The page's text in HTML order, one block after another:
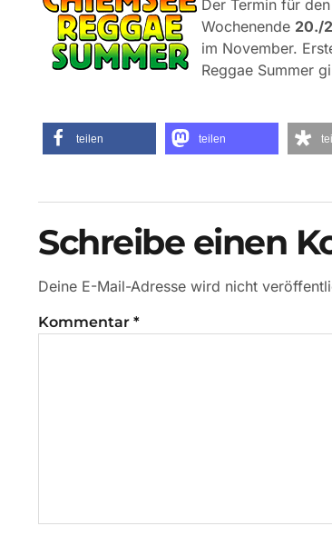
Der Termin für den
Wochenende 20./
im November.
Reggae Summer
teilen teilen
Schreibe einen
Deine E-Mail-Adresse wird nicht
Kommentar *